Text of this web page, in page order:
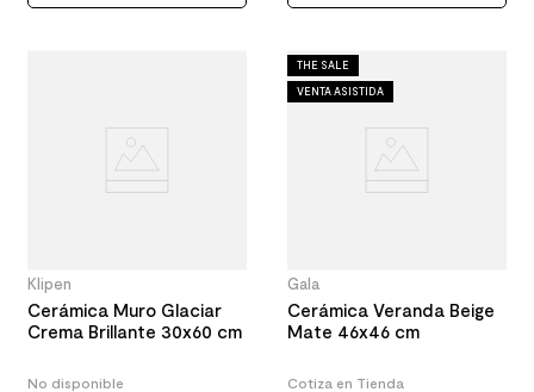
Klipen
Cerámica Muro Glaciar
Crema Brillante 30x60 cm
No disponible
THE SALE
VENTA ASISTIDA
Gala
Cerámica Veranda Beige
Mate 46x46 cm
Cotiza en Tienda